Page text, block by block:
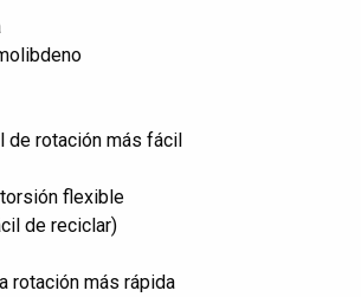
de rotación más fácil
flexible
de reciclar)
rotación más rápida